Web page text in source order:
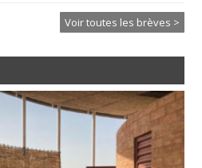
Voir toutes les brèves >